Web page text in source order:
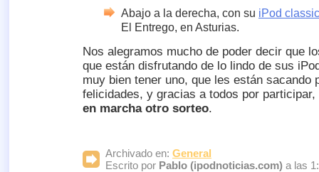
Abajo a la derecha, con su iPod classic
El Entrego, en Asturias.
Nos alegramos mucho de poder decir que
que están disfrutando de lo lindo de sus
muy bien tener uno, que les están sacando
felicidades, y gracias a todos por participar,
en marcha otro sorteo.
Archivado en: General
Escrito por Pablo (ipodnoticias.com) a las